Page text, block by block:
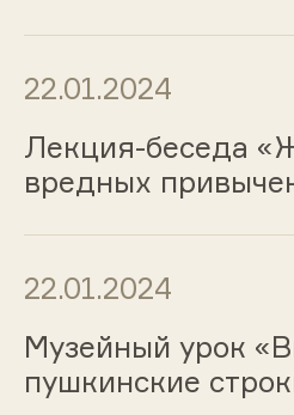
22.01.2024
Лекция-беседа
вредных
22.01.2024
Музейный урок
пушкинские